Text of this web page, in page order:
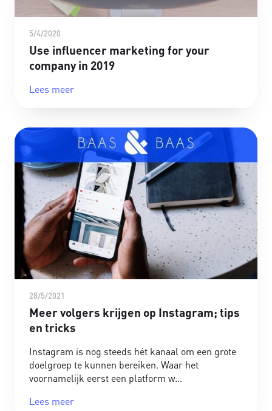
5/4/2020
Use influencer marketing for your
company in 2019
Lees meer
28/5/2021
Meer volgers krijgen op Instagram; tips
en tricks
Instagram is nog steeds hét kanaal om een grote
doelgroep te kunnen bereiken. Waar het
voornamelijk eerst een platform w
Lees meer